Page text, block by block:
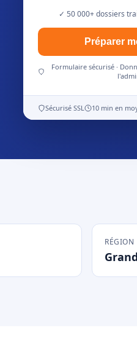
✓ 50 000+ dossiers
Préparer
Formulaire sécurisé ·
Sécurisé SSL 10 min en
RÉGION